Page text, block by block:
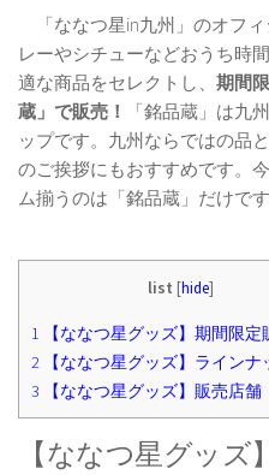
「ななつ星in九州」のオフ
レーやシチューなどおうち時
適な商品をセレクトし、 期間
蔵」で販売！
「銘品蔵」は九
ップです。九州ならではの品
のご挨拶にもおすすめです。
ム揃うのは「銘品蔵」だけです
list [hide]
1 【ななつ星グッズ】期間限定
2 【ななつ星グッズ】ラインナ
3 【ななつ星グッズ】販売店舗
【ななつ星グッズ